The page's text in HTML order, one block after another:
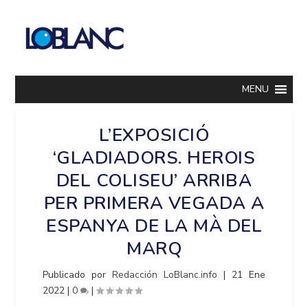
MENU
L’EXPOSICIÓ
‘GLADIADORS. HEROIS
DEL COLISEU’ ARRIBA
PER PRIMERA VEGADA A
ESPANYA DE LA MÀ DEL
MARQ
Publicado porRedacción LoBlanc.info | 21 Ene
2022 |0 |